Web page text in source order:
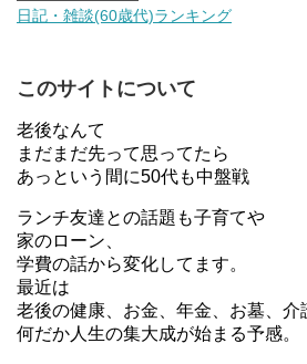
日記・雑談(60歳代)ランキング
このサイトについて
老後なんて
まだまだ先って思ってたら
あっという間に50代も中盤戦
ランチ友達との話題も子育てや
家のローン、
学費の話から変化してます。
最近は
老後の健康、お金、年金、お墓、介
何だか人生の集大成が始まる予感。